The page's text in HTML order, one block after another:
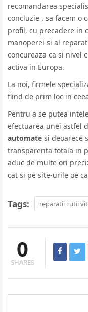
recomandarea
concluzie , sa facem o
profil, cu precadere in
manoperei si al
concureaza ca si nivel
activa in Europa.
La noi, firmele
fiind de prim loc in
Pentru a se putea
efectuarea unei astfel
automate si deoarece
transparenta totala in
aduc de multe ori
cat si pe site-urile oe
Tags: reparatii cutii
0
SHARES